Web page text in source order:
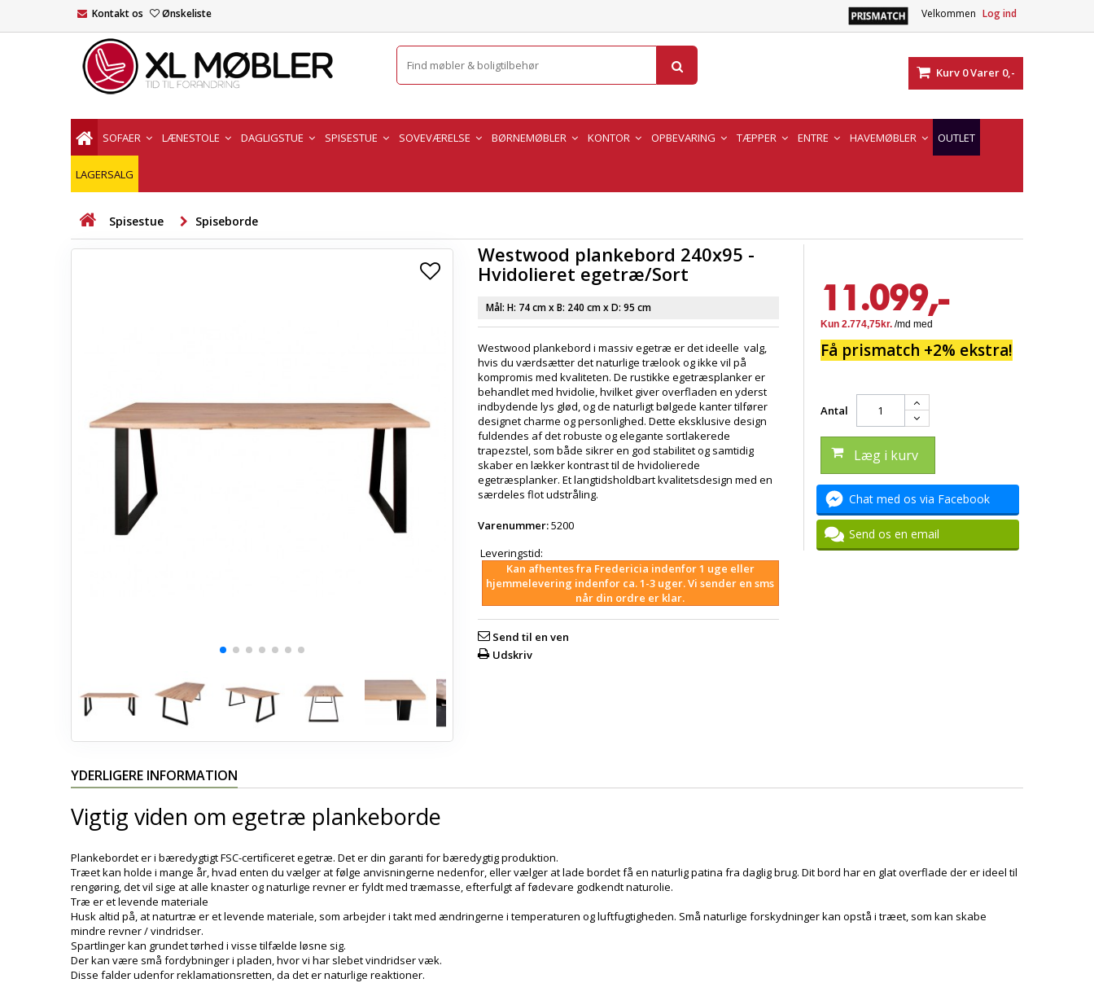
Velkommen Log ind
Kontakt os Ønskeliste
Kurv 0Varer 0,-
SOFAER LÆNESTOLE DAGLIGSTUE SPISESTUE SOVEVÆRELSE BØRNEMØBLER KONTOR OPBEVARING TÆPPER ENTRE HAVEMØBLER OUTLET
LAGERSALG
Spisestue Spiseborde
Westwood plankebord 240x95 -
Hvidolieret egetræ/Sort
Mål: H: 74 cmx B: 240 cmx D: 95 cm
Westwood plankebord i massiv egetræ er det ideelle valg,
hvis du værdsætter det naturlige trælook og ikke vil på
kompromis med kvaliteten. De rustikke egetræsplanker er
behandlet med hvidolie, hvilket giver overfladen en yderst
indbydende lys glød, og de naturligt bølgede kanter tilfører
designet charme og personlighed. Dette eksklusive design
fuldendes af det robuste og elegante sortlakerede
trapezstel, som både sikrer en god stabilitet og samtidig
skaber en lækker kontrast til de hvidolierede
egetræsplanker. Et langtidsholdbart kvalitetsdesign med en
særdeles flot udstråling.
Varenummer:5200
Leveringstid:
Kan afhentes fra Fredericia indenfor 1 uge eller
hjemmelevering indenfor ca. 1-3 uger. Vi sender en sms
når din ordre er klar.
Send til en ven
Udskriv
11.099,-
Få prismatch +2% ekstra!
Antal
Læg i kurv
Chat med os via Facebook
Send os en email
YDERLIGERE INFORMATION
Vigtig viden om egetræ plankeborde
Plankebordet er i bæredygtigt FSC-certificeret egetræ. Det er din garanti for bæredygtig produktion.
Træet kan holde i mange år, hvad enten du vælger at følge anvisningerne nedenfor, eller vælger at lade bordet få en naturlig patina fra daglig brug. Dit bord har en glat overflade der er ideel til
rengøring, det vil sige at alle knaster og naturlige revner er fyldt med træmasse, efterfulgt af fødevare godkendt naturolie.
Træ er et levende materiale
Husk altid på, at naturtræ er et levende materiale, som arbejder i takt med ændringerne i temperaturen og luftfugtigheden. Små naturlige forskydninger kan opstå i træet, som kan skabe
mindre revner / vindridser.
Spartlinger kan grundet tørhed i visse tilfælde løsne sig.
Der kan være små fordybninger i pladen, hvor vi har slebet vindridser væk.
Disse falder udenfor reklamationsretten, da det er naturlige reaktioner.